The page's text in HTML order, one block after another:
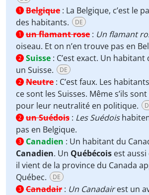
1 Belgique : La Belgique, c’est le
des habitants.
DE
1 un flamant rose : Un flamant
oiseau. Et on n’en trouve pas en
2 Suisse : C’est exact. Un habitant
un Suisse.
DE
2 Neutre : C’est faux. Les
ce sont les Suisses. Même s’ils
pour leur neutralité en politique.
2 un Suédois : Les Suédois
pas en Belgique.
3 Canadien : Un habitant du
Canadien. Un Québécois est
il vient de la province du Canada
Québec.
DE
3 Canadair : Un Canadairest un